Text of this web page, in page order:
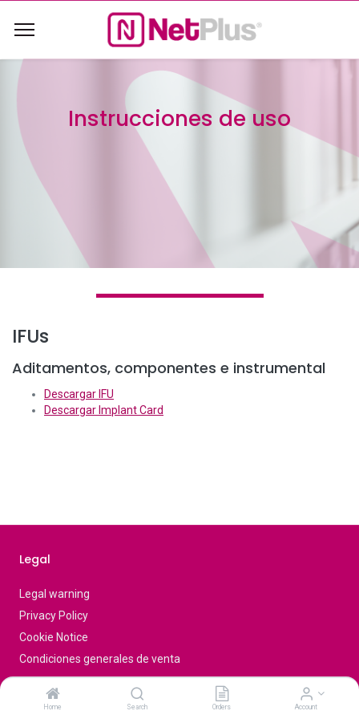
Home Search Orders Account
Instrucciones de uso
IFUs
Aditamentos, componentes e instrumental
Descargar IFU
Descargar Implant Card
Legal
Legal warning
Privacy Policy
Cookie Notice
Condiciones generales de venta